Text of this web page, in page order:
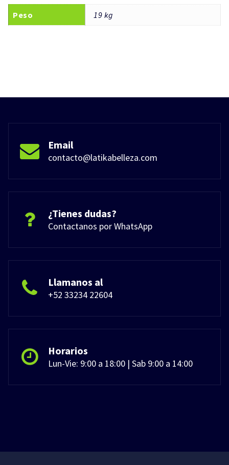
Peso 19 kg
Email
contacto@latikabelleza.com
¿Tienes dudas?
Contactanos por WhatsApp
Llamanos al
+52 33234 22604
Horarios
Lun-Vie: 9:00 a 18:00 | Sab 9:00 a 14:00